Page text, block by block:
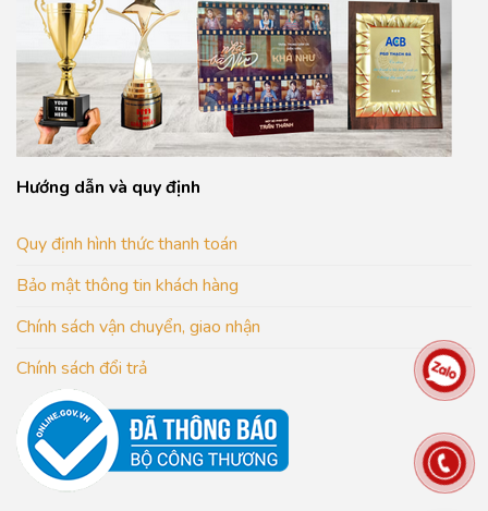
Hướng dẫn và quy định
Quy định hình thức thanh toán
Bảo mật thông tin khách hàng
Chính sách vận chuyển, giao nhận
Chính sách đổi trả